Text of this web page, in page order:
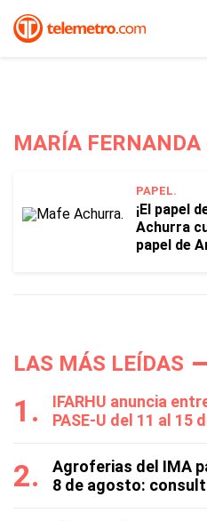
MARÍA FERNANDA
PAPEL.
¡El papel
Achurra
papel de
LAS MÁS LEÍDAS
IFARHU anuncia
PASE-U del 11 al 15
Agroferias del IMA
8 de agosto: